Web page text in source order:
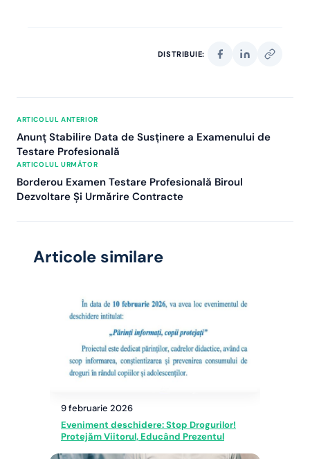
DISTRIBUIE:
ARTICOLUL ANTERIOR
Anunţ Stabilire Data de Susţinere a Examenului de
Testare Profesională
ARTICOLUL URMĂTOR
Borderou Examen Testare Profesională Biroul
Dezvoltare Şi Urmărire Contracte
Articole similare
9 februarie 2026
Eveniment deschidere: Stop Drogurilor!
Protejăm Viitorul, Educând Prezentul